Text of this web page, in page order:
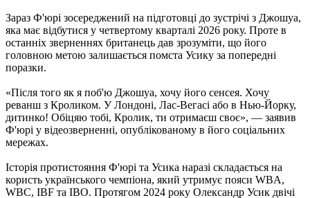
Зараз Ф'юрі зосереджений на підготовці до зустрічі з Джошуа,
яка має відбутися у четвертому кварталі 2026 року. Проте в
останніх зверненнях британець дав зрозуміти, що його
головною метою залишається помста Усику за попередні
поразки.
«Після того як я поб'ю Джошуа, хочу його сенсея. Хочу
реванш з Кроликом. У Лондоні, Лас-Вегасі або в Нью-Йорку,
дитинко! Обіцяю тобі, Кролик, ти отримаєш своє», — заявив
Ф'юрі у відеозверненні, опублікованому в його соціальних
мережах.
Історія протистояння Ф'юрі та Усика наразі складається на
користь українського чемпіона, який утримує пояси WBA,
WBC, IBF та IBO. Протягом 2024 року Олександр Усик двічі